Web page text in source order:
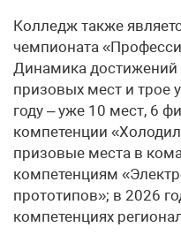
Колледж также
чемпионата
Динамика достижений
призовых мест и трое
году – уже 10 мест, 6
компетенции
призовые места в
компетенциям
прототипов»; в 2026
компетенциях